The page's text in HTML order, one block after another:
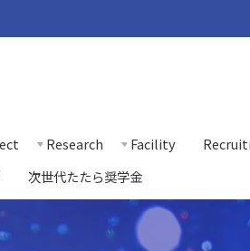
Research Facility
次世代たたら奨学金